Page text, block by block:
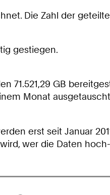
Die Zahl der
gestiegen.
71.521,29 GB
Monat
erst seit Januar
wer die Daten